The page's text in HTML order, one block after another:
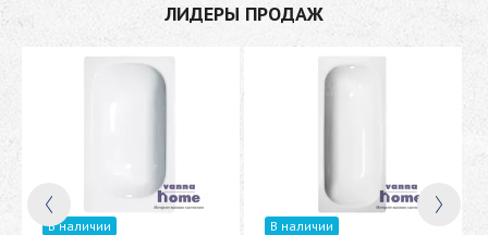
ЛИДЕРЫ ПРОДАЖ
В наличии В наличии